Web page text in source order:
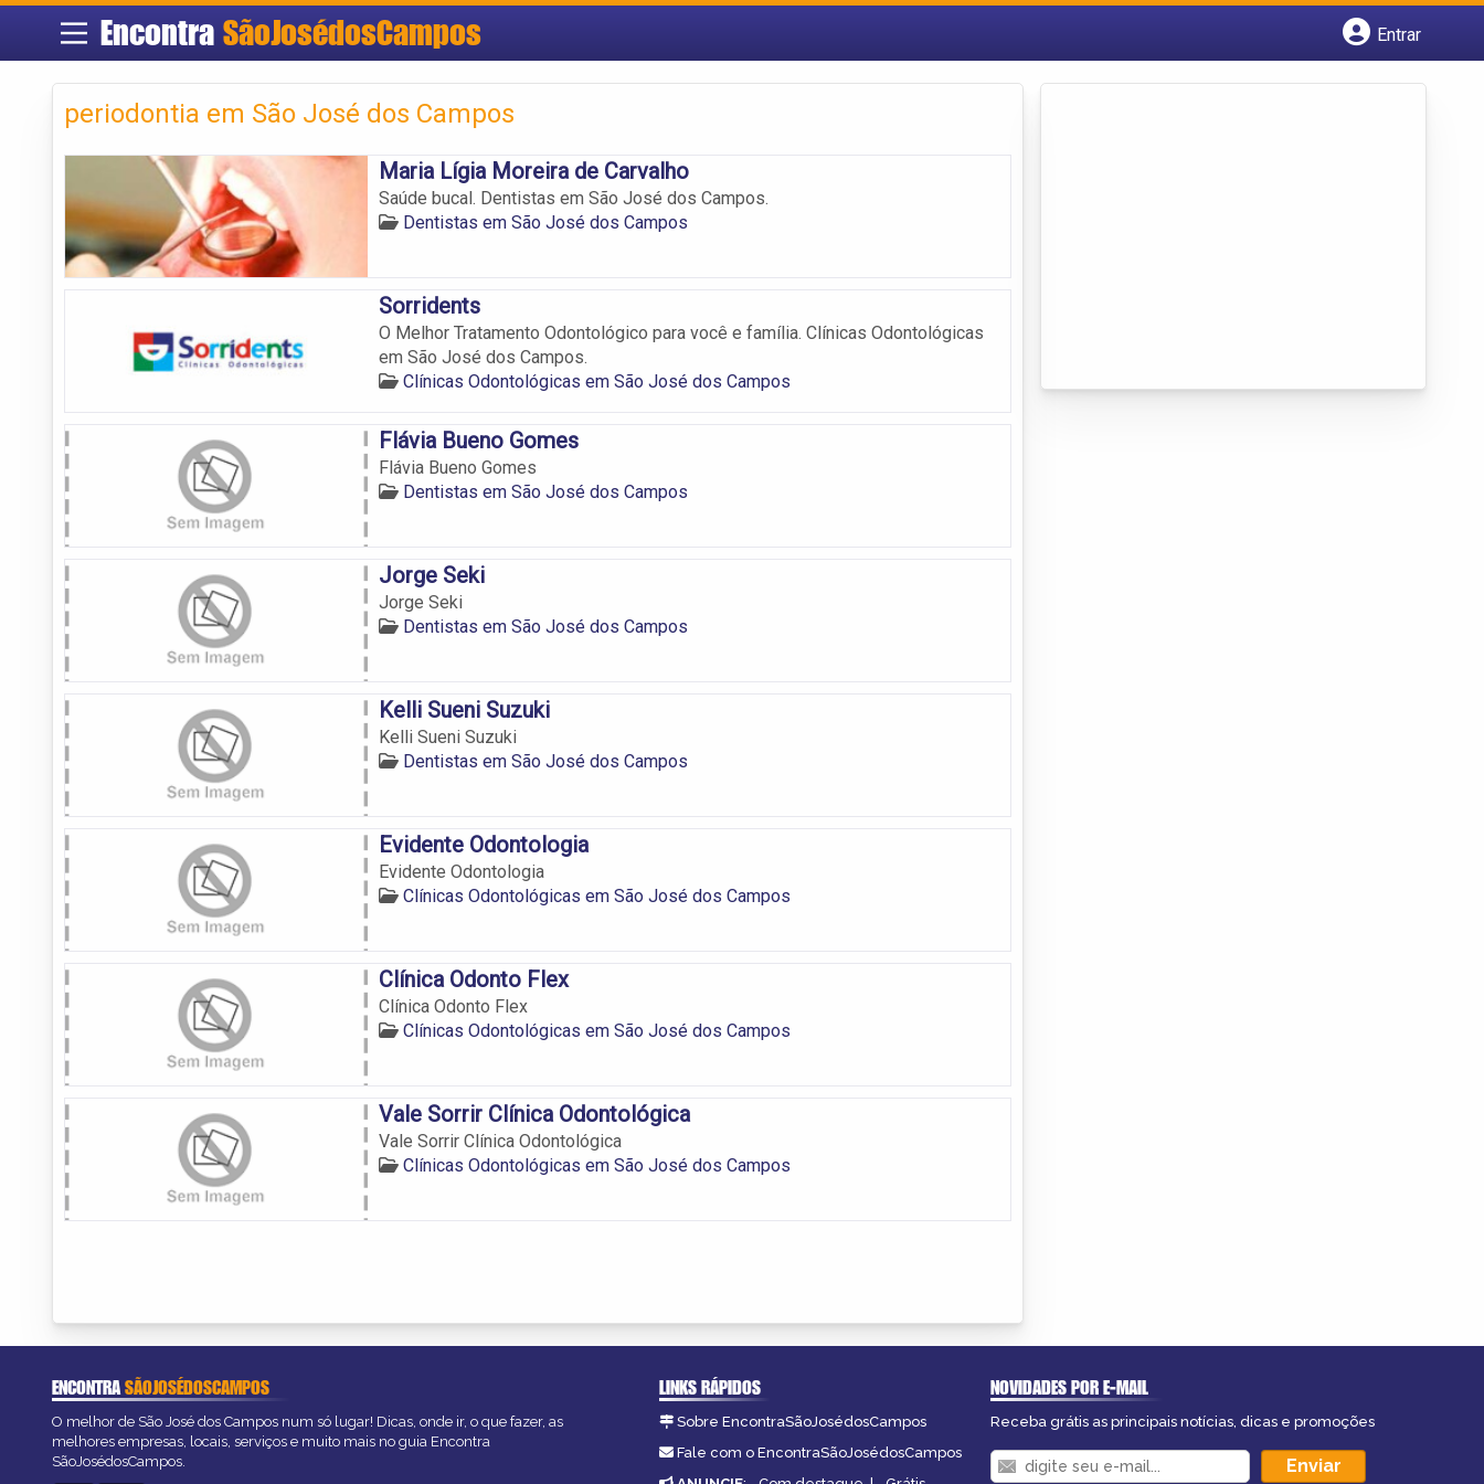
Encontra SãoJosédosCampos
Entrar
periodontia em São José dos Campos
Maria Lígia Moreira de Carvalho
Saúde bucal. Dentistas em São José dos Campos.
Dentistas em São José dos Campos
Sorridents
O Melhor Tratamento Odontológico para você e família. Clínicas Odontológicas
em São José dos Campos.
Clínicas Odontológicas em São José dos Campos
Flávia Bueno Gomes
Flávia Bueno Gomes
Dentistas em São José dos Campos
Jorge Seki
Jorge Seki
Dentistas em São José dos Campos
Kelli Sueni Suzuki
Kelli Sueni Suzuki
Dentistas em São José dos Campos
Evidente Odontologia
Evidente Odontologia
Clínicas Odontológicas em São José dos Campos
Clínica Odonto Flex
Clínica Odonto Flex
Clínicas Odontológicas em São José dos Campos
Vale Sorrir Clínica Odontológica
Vale Sorrir Clínica Odontológica
Clínicas Odontológicas em São José dos Campos
ENCONTRASÃOJOSÉDOSCAMPOS
O melhor de São José dos Campos num só lugar! Dicas, onde ir, o que fazer, as
melhores empresas, locais, serviços e muito mais no guia Encontra
SãoJosédosCampos.
LINKS RÁPIDOS
Sobre EncontraSãoJosédosCampos
Fale com o EncontraSãoJosédosCampos
NOVIDADES POR E-MAIL
Receba grátis as principais notícias, dicas e promoções